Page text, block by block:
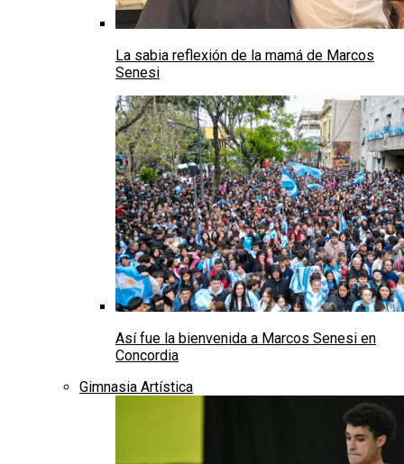
La sabia reflexión de la mamá de Marcos
Senesi
Así fue la bienvenida a Marcos Senesi en
Concordia
Gimnasia Artística